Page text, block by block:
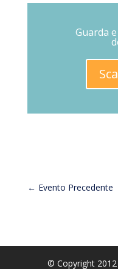
Guarda
← Evento Precedente
© Copyright